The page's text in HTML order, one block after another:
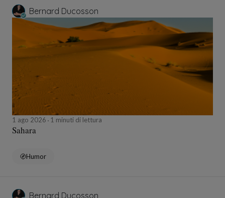
Bernard Ducosson
1 ago 2026 1 minuti di lettura
Sahara
Humor
Bernard Ducosson